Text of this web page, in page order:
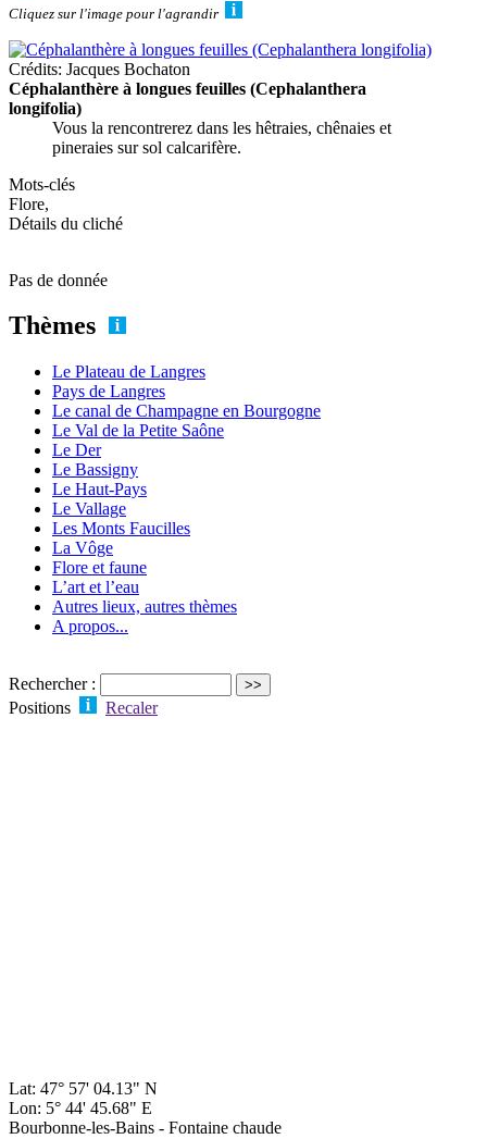
Cliquez sur l'image pour l'agrandir
Crédits: Jacques Bochaton
Céphalanthère à longues feuilles (Cephalanthera
longifolia)
Vous la rencontrerez dans les hêtraies, chênaies et
pineraies sur sol calcarifère.
Mots-clés
Flore,
Détails du cliché
Pas de donnée
Thèmes
Le Plateau de Langres
Pays de Langres
Le canal de Champagne en Bourgogne
Le Val de la Petite Saône
Le Der
Le Bassigny
Le Haut-Pays
Le Vallage
Les Monts Faucilles
La Vôge
Flore et faune
L’art et l’eau
Autres lieux, autres thèmes
A propos...
Rechercher :
Positions
Recaler
Lat: 47° 57' 04.13" N
Lon: 5° 44' 45.68" E
Bourbonne-les-Bains - Fontaine chaude